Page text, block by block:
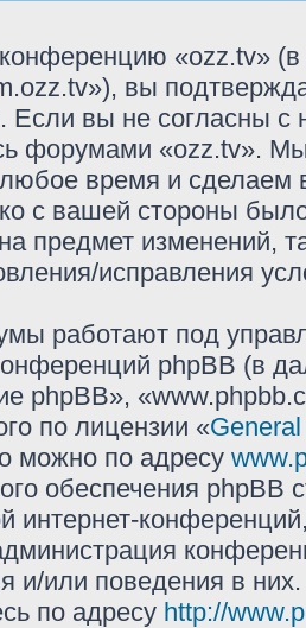
«ozz.tv»
вы
Если вы не согласны с
форумами «ozz.tv».
время и сделаем
с вашей стороны
на предмет изменений,
исправления
работают под
phpBB (в
phpBB»,
по лицензии «
можно по адресу
обеспечения phpBB
интернет-
и/или поведения в
по адресу http://